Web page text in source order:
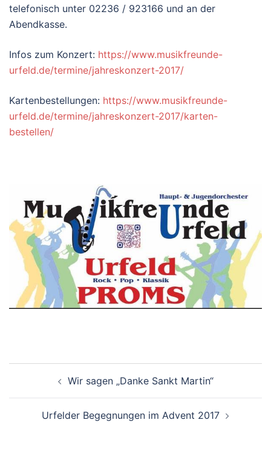
telefonisch unter 02236 / 923166 und an der
Abendkasse.
Infos zum Konzert: https://www.musikfreunde-
urfeld.de/termine/jahreskonzert-2017/
Kartenbestellungen: https://www.musikfreunde-
urfeld.de/termine/jahreskonzert-2017/karten-
bestellen/
Wir sagen „Danke Sankt Martin“
Urfelder Begegnungen im Advent 2017